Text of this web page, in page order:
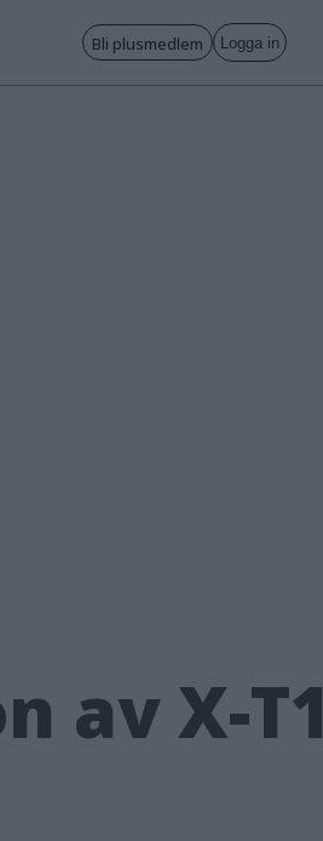
Bli plusmedlem Logga in
av X-T1